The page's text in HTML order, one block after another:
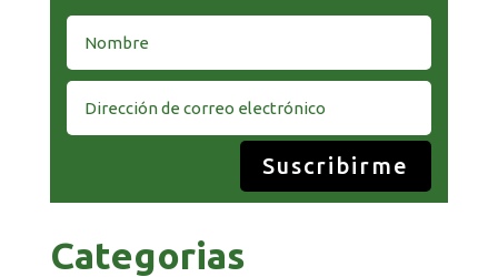
Suscribirme
Categorias